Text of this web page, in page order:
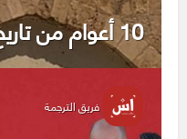
10 أعوام من تاريخ منع الأذان
فريق الترجمة